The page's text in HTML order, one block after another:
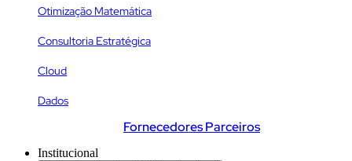
Otimização Matemática
Consultoria Estratégica
Cloud
Dados
Fornecedores Parceiros
Institucional